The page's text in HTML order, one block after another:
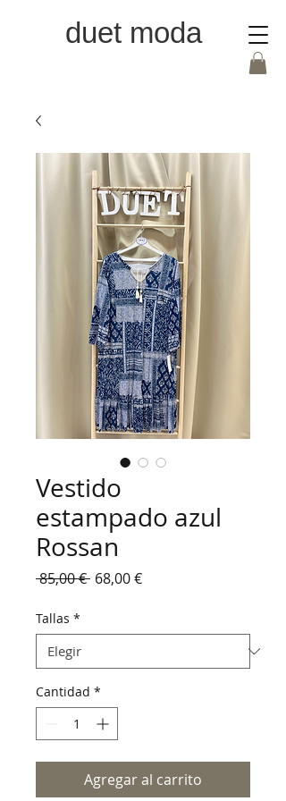
duet moda
Vestido
estampado azul
Rossan
85,00 € Precio
68,00 €Precio
Tallas *
Cantidad *
Agregar al carrito